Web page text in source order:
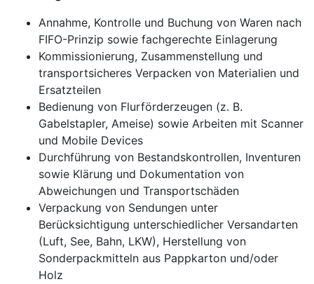
Annahme, Kontrolle und Buchung von Waren nach
FIFO-Prinzip sowie fachgerechte Einlagerung
Kommissionierung, Zusammenstellung und
transportsicheres Verpacken von Materialien und
Ersatzteilen
Bedienung von Flurförderzeugen (z. B.
Gabelstapler, Ameise) sowie Arbeiten mit Scanner
und Mobile Devices
Durchführung von Bestandskontrollen, Inventuren
sowie Klärung und Dokumentation von
Abweichungen und Transportschäden
Verpackung von Sendungen unter
Berücksichtigung unterschiedlicher Versandarten
(Luft, See, Bahn, LKW), Herstellung von
Sonderpackmitteln aus Pappkarton und/oder
Holz